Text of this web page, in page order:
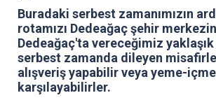
Buradaki serbest zamanımızın
rotamızı Dedeağaç şehir
Dedeağaç'ta vereceğimiz
serbest zamanda dileyen
alışveriş yapabilir veya yeme-
karşılayabilirler.